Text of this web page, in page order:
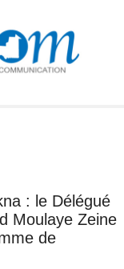
: le Délégué
Moulaye Zeine
de